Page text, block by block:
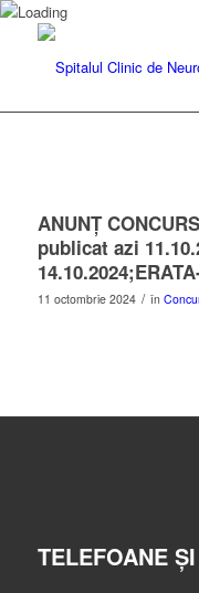
ANUNŢ
publicat azi
11 octombrie 2024 / în
TELEFOANE